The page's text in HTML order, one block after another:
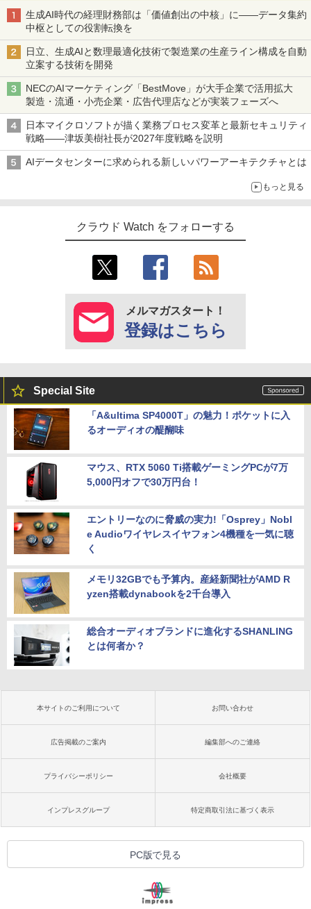
生成AI時代の経理財務部は「価値創出の中核」に――データ集約
中枢としての役割転換を
日立、生成AIと数理最適化技術で製造業の生産ライン構成を自動
立案する技術を開発
NECのAIマーケティング「BestMove」が大手企業で活用拡大
製造・流通・小売企業・広告代理店などが実装フェーズへ
日本マイクロソフトが描く業務プロセス変革と最新セキュリティ
戦略――津坂美樹社長が2027年度戦略を説明
AIデータセンターに求められる新しいパワーアーキテクチャとは
もっと見る
クラウド Watch をフォローする
メルマガスタート！
登録はこちら
Special Site
「A&ultima SP4000T」の魅力！ポケットに入
るオーディオの醍醐味
マウス、RTX 5060 Ti搭載ゲーミングPCが7万
5,000円オフで30万円台！
エントリーなのに脅威の実力!「Osprey」Nobl
e Audioワイヤレスイヤフォン4機種を一気に聴
く
メモリ32GBでも予算内。産経新聞社がAMD R
yzen搭載dynabookを2千台導入
総合オーディオブランドに進化するSHANLING
とは何者か？
本サイトのご利用について お問い合わせ
広告掲載のご案内 編集部へのご連絡
プライバシーポリシー 会社概要
インプレスグループ 特定商取引法に基づく表示
PC版で見る